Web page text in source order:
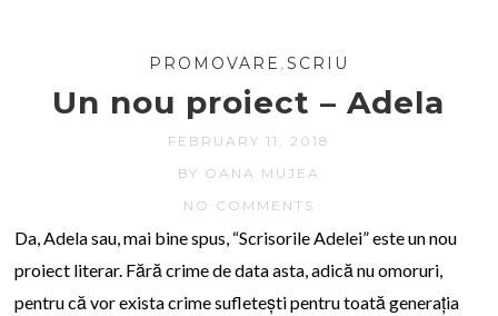
PROMOVARE , SCRIU
Un nou proiect – Adela
FEBRUARY 11, 2018
BY OANA MUJEA
NO COMMENTS
Da, Adela sau, mai bine spus, “Scrisorile Adelei” este un nou
proiect literar. Fără crime de data asta, adică nu omoruri,
pentru că vor exista crime sufletești pentru toată generația